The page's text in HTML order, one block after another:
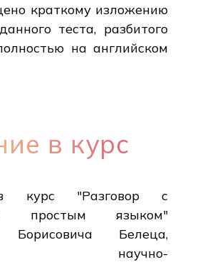
краткому изложению
теста, разбитого
на английском
в курс
курс "Разговор с
простым языком"
Борисовича Белеца,
научно-